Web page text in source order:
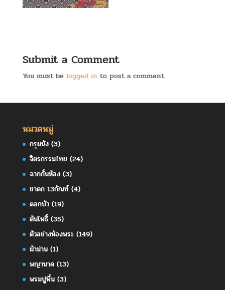
Submit a Comment
You must be logged into post a comment.
หมวดหมู่
กรุผนัง(3)
จิตรกรรมไทย (24)
ฉากกั้นห้อง(3)
ชาดก 13กัณฑ์(4)
ดอกบัว(19)
ต้นโพธิ์(35)
ตัวอย่างห้องพระ(149)
ผ้าม่าน(1)
พญานาค(13)
พรมปูพื้น(3)